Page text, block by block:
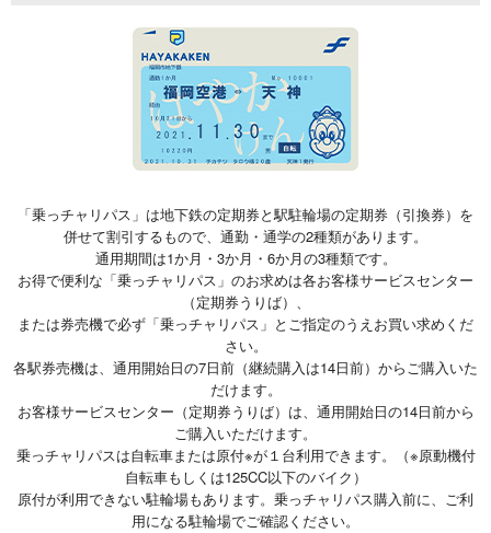
「乗っチャリパス」は地下鉄の定期券と駅駐輪場の定期券（引換券）を
併せて割引するもので、通勤・通学の2種類があります。
通用期間は1か月・3か月・6か月の3種類です。
お得で便利な「乗っチャリパス」のお求めは各お客様サービスセンター
（定期券うりば）、
または券売機で必ず「乗っチャリパス」とご指定のうえお買い求めくだ
さい。
各駅券売機は、通用開始日の7日前（継続購入は14日前）からご購入いた
だけます。
お客様サービスセンター（定期券うりば）は、通用開始日の14日前から
ご購入いただけます。
乗っチャリパスは自転車または原付※が１台利用できます。（※原動機付
自転車もしくは125CC以下のバイク）
原付が利用できない駐輪場もあります。乗っチャリパス購入前に、ご利
用になる駐輪場でご確認ください。